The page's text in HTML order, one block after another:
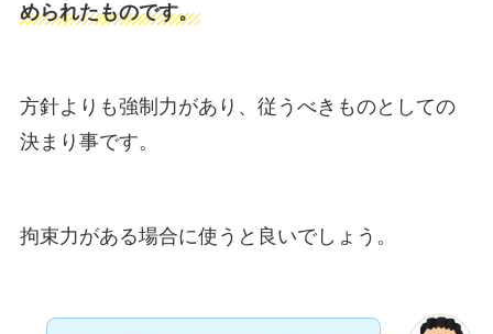
められたものです。
方針よりも強制力があり、従うべきものとしての
決まり事です。
拘束力がある場合に使うと良いでしょう。